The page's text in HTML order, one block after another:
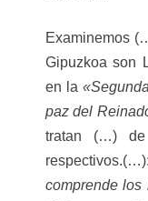
Examinemos
Gipuzkoa son
en la
paz del
tratan (…)
comprende los